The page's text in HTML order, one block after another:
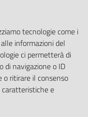
tecnologie come i
informazioni del
ci permetterà di
di navigazione o ID
o ritirare il consenso
e